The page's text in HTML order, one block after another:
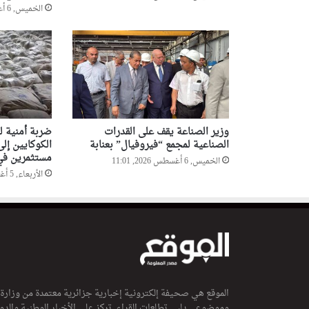
الخميس, 6 أغسطس 2026, 12:47
وزير الصناعة يقف على القدرات
الصناعية لمجمع “فيروفيال” بعنابة
الخميس, 6 أغسطس 2026, 11:01
الكوكايين
مستثمرين
الأربعاء, 5 أغسطس 2026, 20:52
الموقع هي صحيفة إلكترونية إخبارية جزائرية معتمدة من